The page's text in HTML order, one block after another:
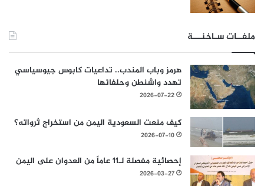
ملفــات سـاخنـــة
هرمز وباب المندب.. تداعيات كابوس جيوسياسي
تهدد واشنطن وحلفائها
2026-07-22
كيف منعت السعودية اليمن من استخراج ثرواته؟
2026-07-10
إحصائية مفصلة لـ11 عاماً من العدوان على اليمن
2026-03-27